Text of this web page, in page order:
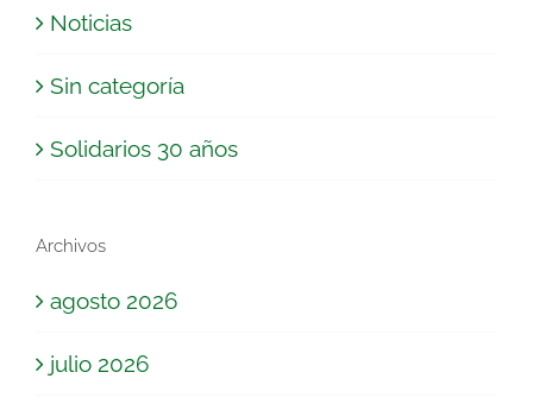
Noticias
Sin categoría
Solidarios 30 años
Archivos
agosto 2026
julio 2026